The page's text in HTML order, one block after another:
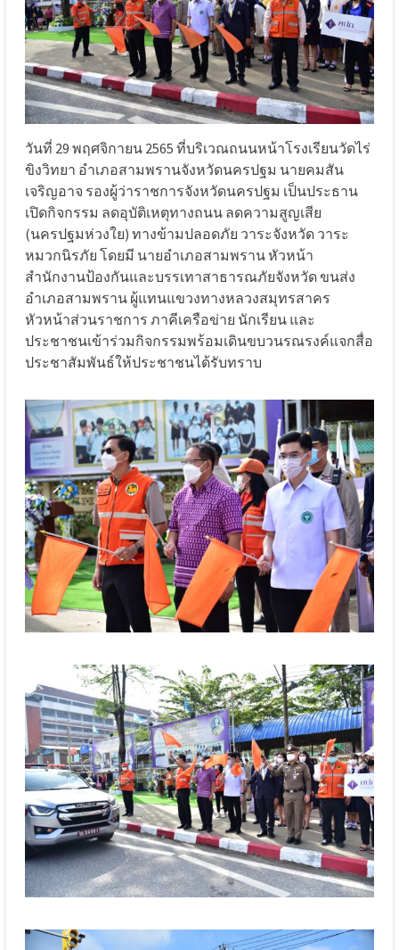
วันที่ 29พฤศจิกายน 2565ที่บริเวณถนนหน้าโรงเรียนวัดไร่
ขิงวิทยา อำเภอสามพรานจังหวัดนครปฐม นายคมสัน
เจริญอาจ รองผู้ว่าราชการจังหวัดนครปฐม เป็นประธาน
เปิดกิจกรรม ลดอุบัติเหตุทางถนน ลดความสูญเสีย
(นครปฐมห่วงใย)ทางข้ามปลอดภัย วาระจังหวัด วาระ
หมวกนิรภัย โดยมี นายอำเภอสามพรานหัวหน้า
สำนักงานป้องกันและบรรเทาสาธารณภัยจังหวัดขนส่ง
อำเภอสามพราน ผู้แทนแขวงทางหลวงสมุทรสาคร
หัวหน้าส่วนราชการ ภาคีเครือข่าย นักเรียน และ
ประชาชนเข้าร่วมกิจกรรมพร้อมเดินขบวนรณรงค์แจกสื่อ
ประชาสัมพันธ์ให้ประชาชนได้รับทราบ